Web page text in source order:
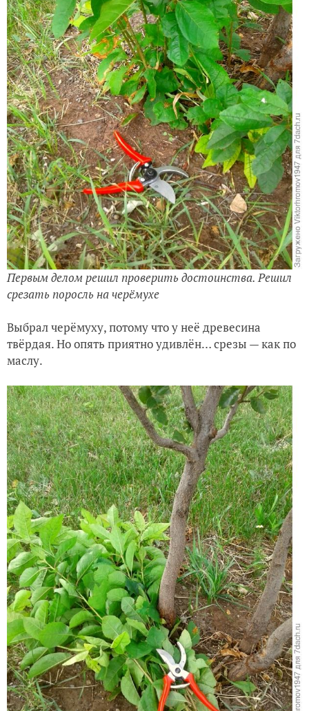
Первым делом решил проверить достоинства. Решил
срезать поросль на черёмухе
Выбрал черёмуху, потому что у неё древесина
твёрдая. Но опять приятно удивлён… срезы — как по
маслу.